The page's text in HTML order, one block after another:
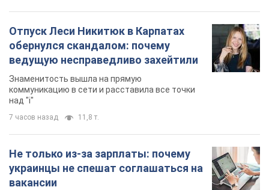
Отпуск Леси Никитюк в Карпатах
обернулся скандалом: почему
ведущую несправедливо захейтили
Знаменитость вышла на прямую
коммуникацию в сети и расставила все точки
над "i"
7 часов назад 11,8 т.
Не только из-за зарплаты: почему
украинцы не спешат соглашаться на
вакансии